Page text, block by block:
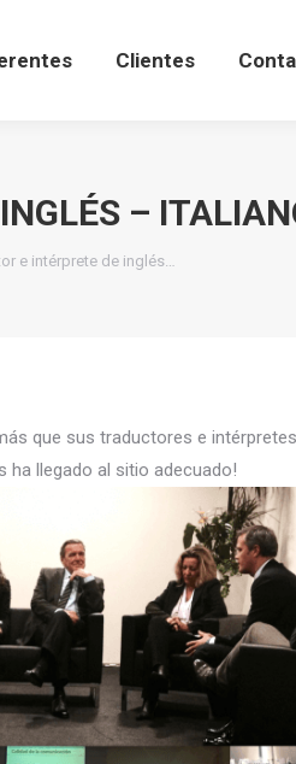
Clientes
–
e intérprete de inglés…
que sus traductores e
ha llegado al sitio adecuado!